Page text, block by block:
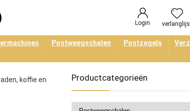
Login
Postweegschalen Postzegels
koffie en
Productcategorieën